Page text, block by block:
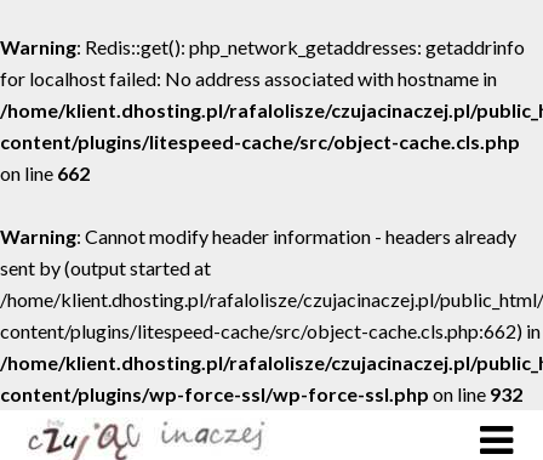
Warning: Redis::get(): php_network_getaddresses: getaddrinfo
for localhost failed: No address associated with hostname in
/home/klient.dhosting.pl/rafalolisze/czujacinaczej.pl/
content/plugins/litespeed-cache/src/object-cache.cls.php
on line 662
Warning: Cannot modify header information - headers already
sent by (output started at
/home/klient.dhosting.pl/rafalolisze/czujacinaczej.pl/
content/plugins/litespeed-cache/src/object-cache.cls.php:662) in
/home/klient.dhosting.pl/rafalolisze/czujacinaczej.pl/
content/plugins/wp-force-ssl/wp-force-ssl.php on line 932